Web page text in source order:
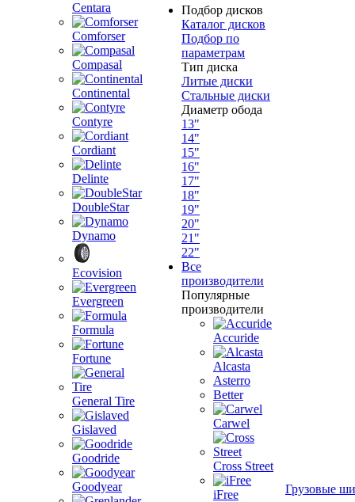
Centara
Comforser
Compasal
Continental
Contyre
Cordiant
Delinte
DoubleStar
Dynamo
Ecovision
Evergreen
Formula
Fortune
General Tire
Gislaved
Goodride
Goodyear
Подбор дисков
Каталог дисков
Подбор по
параметрам
Тип диска
Литые диски
Стальные диски
Диаметр обода
13"
14"
15"
16"
17"
18"
19"
20"
21"
22"
Все
производители
Популярные
производители
Accuride
Alcasta
Asterro
Better
Carwel
Cross Street
iFree Грузовые